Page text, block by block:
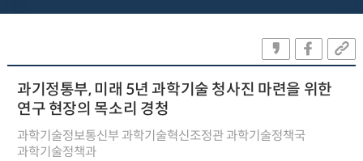
과기정통부, 미래 5년 과학기술 청사진 마련을 위한
연구 현장의 목소리 경청
과학기술정보통신부 과학기술혁신조정관 과학기술정책국
과학기술정책과